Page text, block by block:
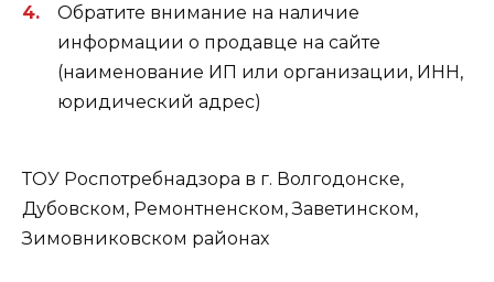
Обратите внимание на наличие
информации о продавце на сайте
(наименование ИП или организации, ИНН,
юридический адрес)
ТОУ Роспотребнадзора в г. Волгодонске,
Дубовском, Ремонтненском, Заветинском,
Зимовниковском районах